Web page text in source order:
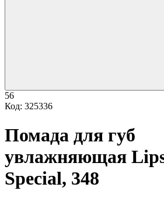
56
Код: 325336
Помада для губ
увлажняющая
Special, 348